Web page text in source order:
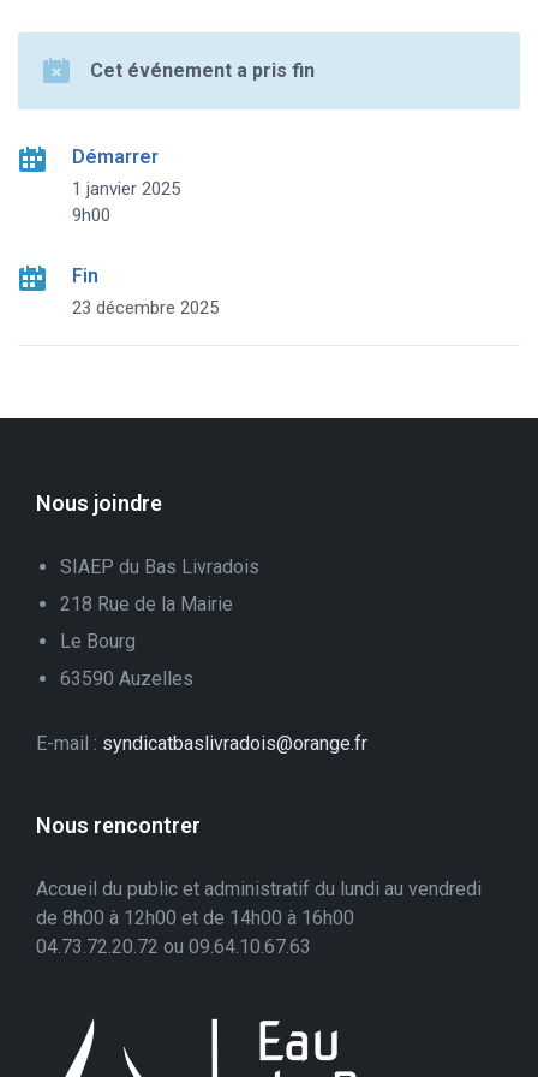
Cet événement a pris fin
Démarrer
1 janvier 2025
9h00
Fin
23 décembre 2025
Nous joindre
SIAEP du Bas Livradois
218 Rue de la Mairie
Le Bourg
63590 Auzelles
E-mail : syndicatbaslivradois@orange.fr
Nous rencontrer
Accueil du public et administratif du lundi au vendredi
de 8h00 à 12h00 et de 14h00 à 16h00
04.73.72.20.72 ou 09.64.10.67.63